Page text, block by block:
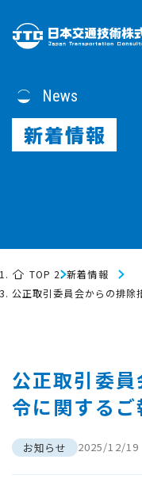
News
新着情報
TOP
新着情報
公正取引委員会からの排除
公正取引委
令に関する
お知らせ 2025/12/19